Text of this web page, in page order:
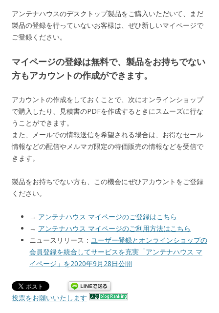
アンテナハウスのデスクトップ製品をご購入いただいて、まだ
製品の登録を行っていないお客様は、ぜひ新しいマイページで
ご登録ください。
マイページの登録は無料で、製品をお持ちでない
方もアカウントの作成ができます。
アカウントの作成をしておくことで、次にオンラインショップ
で購入したり、見積書のPDFを作成するときにスムーズに行な
うことができます。
また、メールでの情報送信を希望される場合は、お得なセール
情報などの配信やメルマガ限定の特価販売の情報などを受信で
きます。
製品をお持ちでない方も、この機会にぜひアカウントをご登録
ください。
→ アンテナハウス マイページのご登録はこちら
→ アンテナハウス マイページのご利用方法はこちら
ニュースリリース： ユーザー登録とオンラインショップの
会員登録を統合してサービスを充実「アンテナハウス マ
イページ」を2020年9月28日公開
投票をお願いいたします